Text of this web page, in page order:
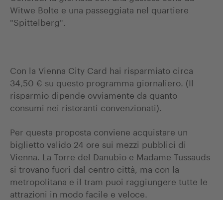
Witwe Bolte e una passeggiata nel quartiere
"Spittelberg".
Con la Vienna City Card hai risparmiato circa
34,50 € su questo programma giornaliero. (Il
risparmio dipende ovviamente da quanto
consumi nei ristoranti convenzionati).
Per questa proposta conviene acquistare un
biglietto valido 24 ore sui mezzi pubblici di
Vienna. La Torre del Danubio e Madame Tussauds
si trovano fuori dal centro città, ma con la
metropolitana e il tram puoi raggiungere tutte le
attrazioni in modo facile e veloce.